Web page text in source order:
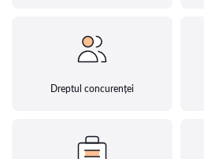
Dreptul concurenței